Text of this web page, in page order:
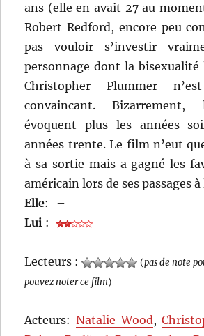
ans (elle en avait 27 au
Robert Redford, encore peu
pas vouloir s’investir
personnage dont la
Christopher Plummer
convaincant. Bizarrement,
évoquent plus les années
années trente. Le film n’eut
à sa sortie mais a gagné les
américain lors de ses passages
Elle:
–
Lui :
Lecteurs : (pas de note
pouvez noter ce film)
Acteurs: Natalie Wood,